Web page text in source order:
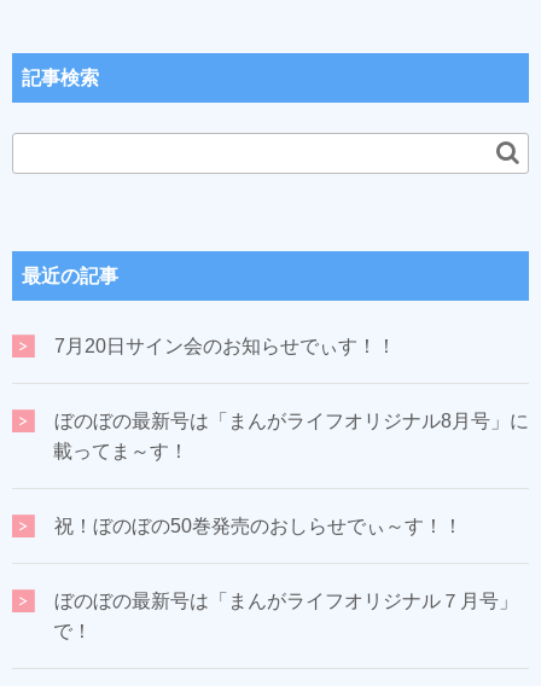
記事検索
最近の記事
7月20日サイン会のお知らせでぃす！！
ぼのぼの最新号は「まんがライフオリジナル8月号」に
載ってま～す！
祝！ぼのぼの50巻発売のおしらせでぃ～す！！
ぼのぼの最新号は「まんがライフオリジナル７月号」
で！